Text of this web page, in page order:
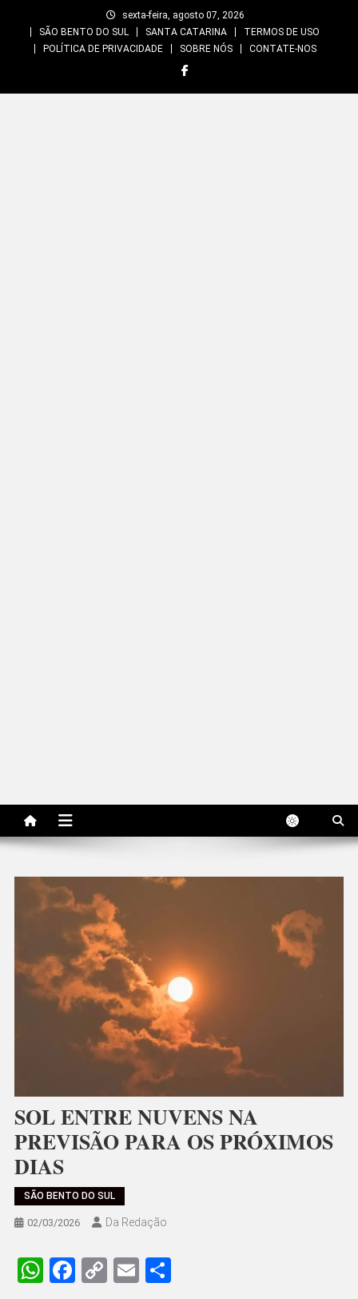
sexta-feira, agosto 07, 2026
SÃO BENTO DO SUL
SANTA CATARINA
TERMOS DE USO
POLÍTICA DE PRIVACIDADE
SOBRE NÓS CONTATE-NOS
SOL ENTRE NUVENS NA
PREVISÃO PARA OS PRÓXIMOS
DIAS
SÃO BENTO DO SUL
02/03/2026 Da Redação
WhatsApp
Facebook
CopyEmailShare